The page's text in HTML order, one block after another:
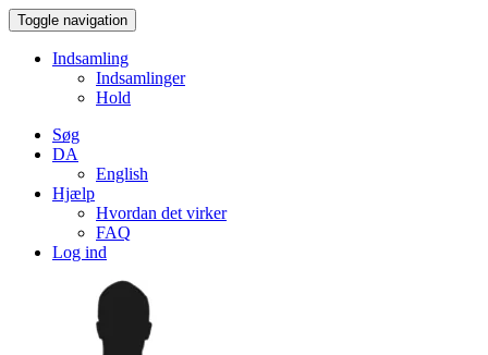
Toggle navigation
Indsamling
Indsamlinger
Hold
Søg
DA
English
Hjælp
Hvordan det virker
FAQ
Log ind